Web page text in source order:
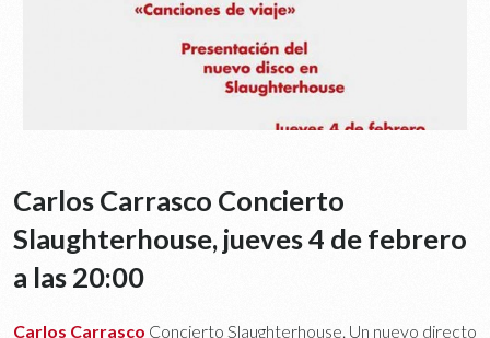
Carlos Carrasco Concierto
Slaughterhouse, jueves 4 de febrero
a las 20:00
Carlos Carrasco Concierto Slaughterhouse. Un nuevo directo